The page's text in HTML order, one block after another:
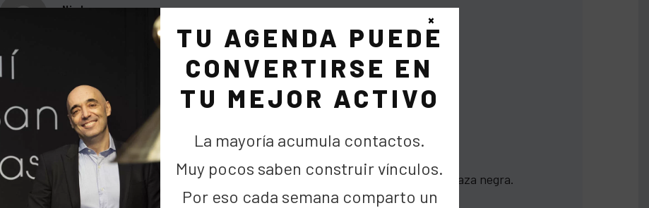
Nich
2 mayo 2011 at 21:28
Políticamente correcto.
Paz y amor Cipri.
Pues no. A otro perro con ese hueso.
No me interesan los que hablan mal de España, los que llaman mono a un jugador de raza negra.
TU AGENDA PUEDE
CONVERTIRSE EN
TU MEJOR ACTIVO
La mayoría acumula contactos.
Muy pocos saben construir vínculos.
Por eso cada semana comparto un
×